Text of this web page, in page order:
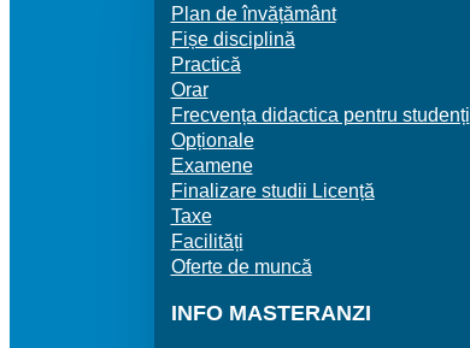
Plan de învățământ
Fișe disciplină
Practică
Orar
Frecvența didactica pentru studenți
Opționale
Examene
Finalizare studii Licență
Taxe
Facilități
Oferte de muncă
INFO MASTERANZI